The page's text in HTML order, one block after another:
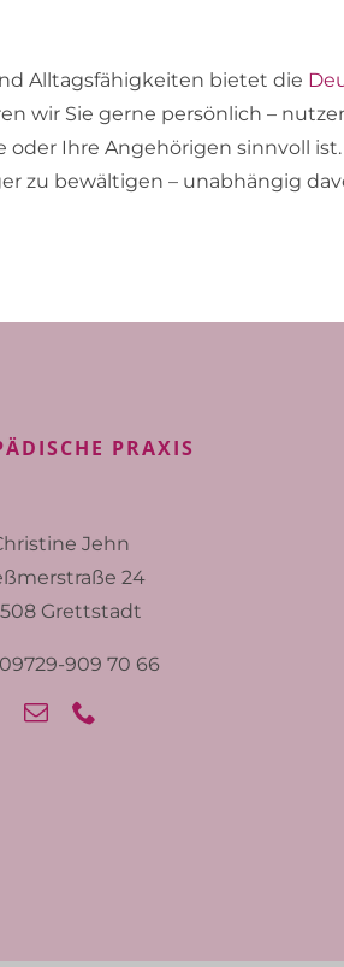
Alltagsfähigkeiten bietet die
wir Sie gerne persönlich –
Ihre Angehörigen sinnvoll
zu bewältigen – unabhängig
PRAXIS
Jehn
24
Grettstadt
909 70 66